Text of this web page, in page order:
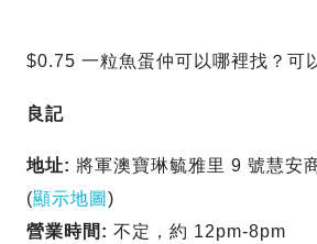
$0.75 一粒魚蛋仲可以哪裡找？可
良記
地址: 將軍澳寶琳毓雅里 9 號慧安
(顯示地圖 )
營業時間: 不定，約 12pm-8pm